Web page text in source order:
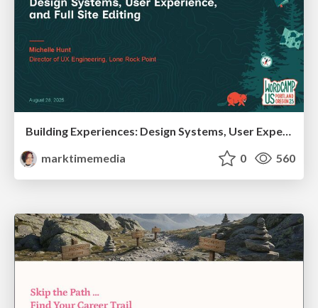
Building Experiences: Design Systems, User Experience, and Full Site Editing
marktimemedia
0 560